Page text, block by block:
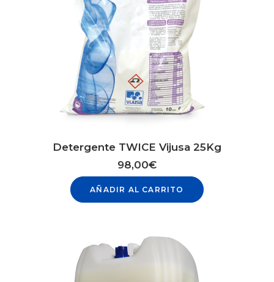
Detergente TWICE Vijusa 25Kg
98,00€
AÑADIR AL CARRITO